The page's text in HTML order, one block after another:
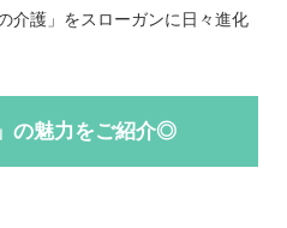
介護」をスローガンに日々進化
の魅力をご紹介◎